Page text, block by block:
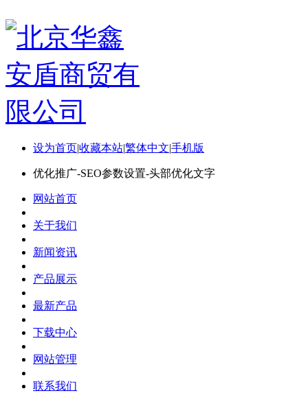
设为首页|收藏本站|繁体中文|手机版
优化推广-SEO参数设置-头部优化文字
网站首页
关于我们
新闻资讯
产品展示
最新产品
下载中心
网站管理
联系我们